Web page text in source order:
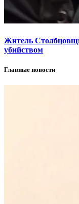
Житель
убийством
Главные новости